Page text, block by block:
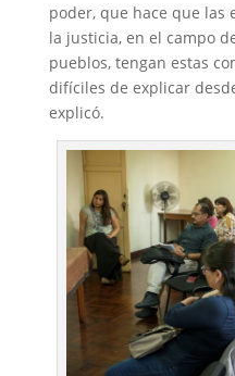
poder, que hace que las
la justicia, en el campo
pueblos, tengan estas
difíciles de explicar
explicó.